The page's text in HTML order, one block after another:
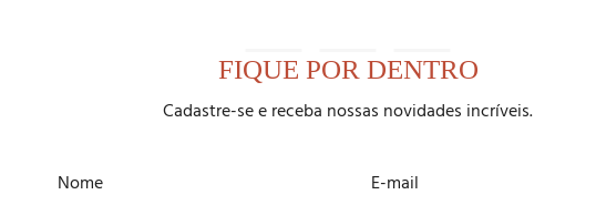
FIQUE POR DENTRO
Cadastre-se e receba nossas novidades incríveis.